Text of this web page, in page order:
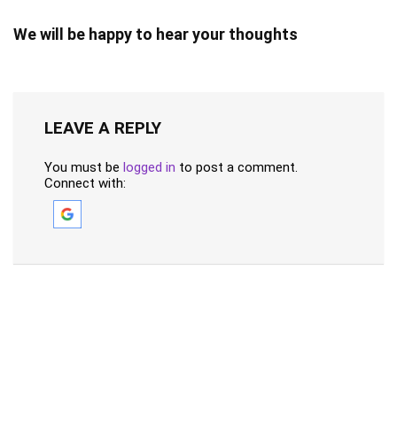
We will be happy to hear your thoughts
LEAVE A REPLY
You must be logged in to post a comment.
Connect with: